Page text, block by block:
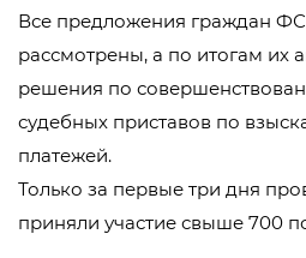
Все предложения граждан
рассмотрены, а по итогам их
решения по
судебных приставов по
платежей.
Только за первые три дня
приняли участие свыше 700